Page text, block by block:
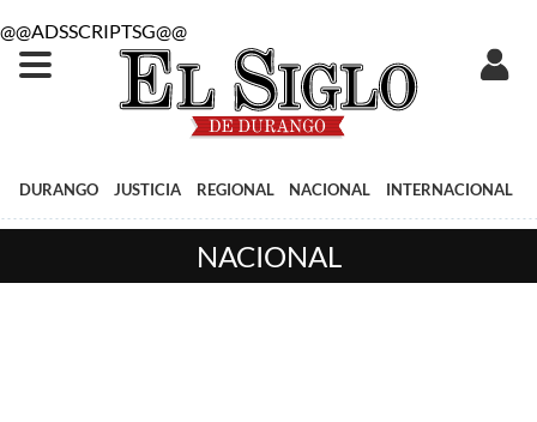
@@ADSSCRIPTSG@@
DURANGO JUSTICIA REGIONAL NACIONAL INTERNACIONAL
NACIONAL